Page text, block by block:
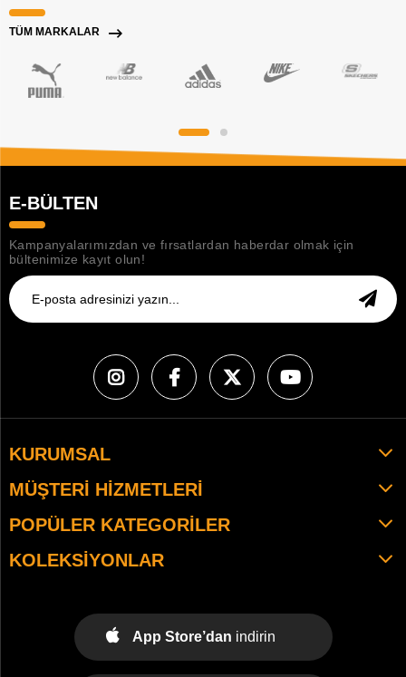
TÜM MARKALAR
E-BÜLTEN
Kampanyalarımızdan ve fırsatlardan haberdar olmak için
bültenimize kayıt olun!
KURUMSAL
MÜŞTERI HIZMETLERI
POPÜLER KATEGORILER
KOLEKSIYONLAR
App Store’dan indirin